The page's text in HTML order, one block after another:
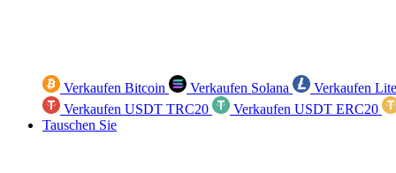
Verkaufen Bitcoin Verkaufen Solana
Verkaufen
Verkaufen USDT TRC20
Verkaufen USDT ERC20
Tauschen Sie